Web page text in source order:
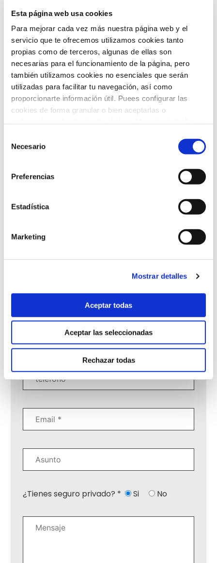
Esta página web usa cookies
Para mejorar cada vez más nuestra página web y el
servicio que te ofrecemos utilizamos cookies tanto
propias como de terceros, algunas de ellas son
necesarias para el funcionamiento de la página, pero
también utilizamos cookies no esenciales que serán
utilizadas para facilitar tu navegación, así como
proporcionarte información útil. Puees configurar las
cookies de forma granular o bien aceptarlas o
política de cookies
Necesario
Preferencias
Estadística
Marketing
Mostrar detalles
Aceptar todas
Aceptar las seleccionadas
Rechazar todas
Pedir Cita
¿Tienes seguro privado? * Si No